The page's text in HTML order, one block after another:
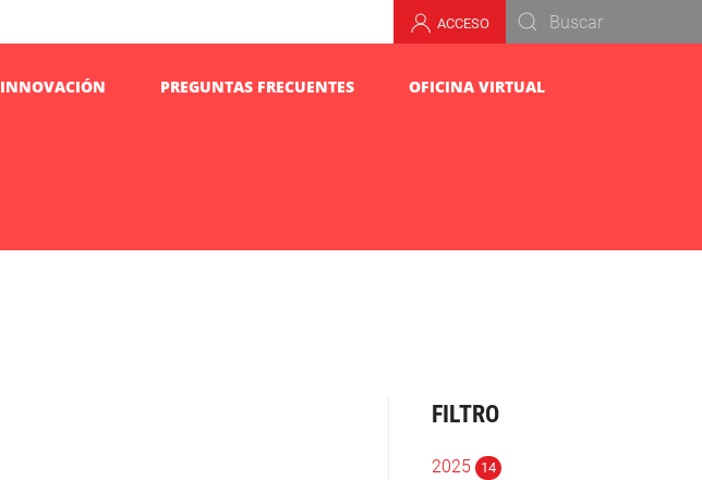
ACCESO
INNOVACIÓN PREGUNTAS FRECUENTES OFICINA VIRTUAL
FILTRO
2025 14